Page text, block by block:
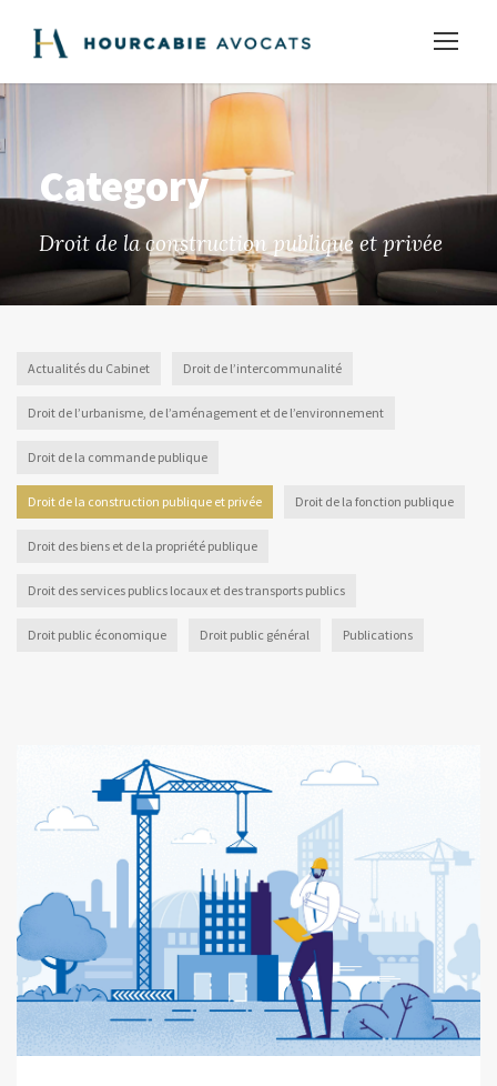
Category
Droit de la construction publique et privée
Actualités du Cabinet Droit de l’intercommunalité
Droit de l’urbanisme, de l’aménagement et de l’environnement
Droit de la commande publique
Droit de la construction publique et privée Droit de la fonction publique
Droit des biens et de la propriété publique
Droit des services publics locaux et des transports publics
Droit public économique Droit public général Publications